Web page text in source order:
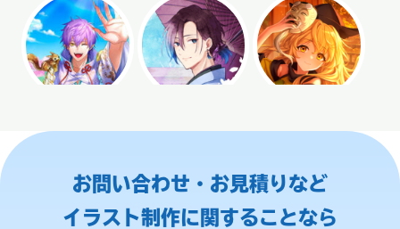
お問い合わせ・お見積りなど
イラスト制作に関することなら